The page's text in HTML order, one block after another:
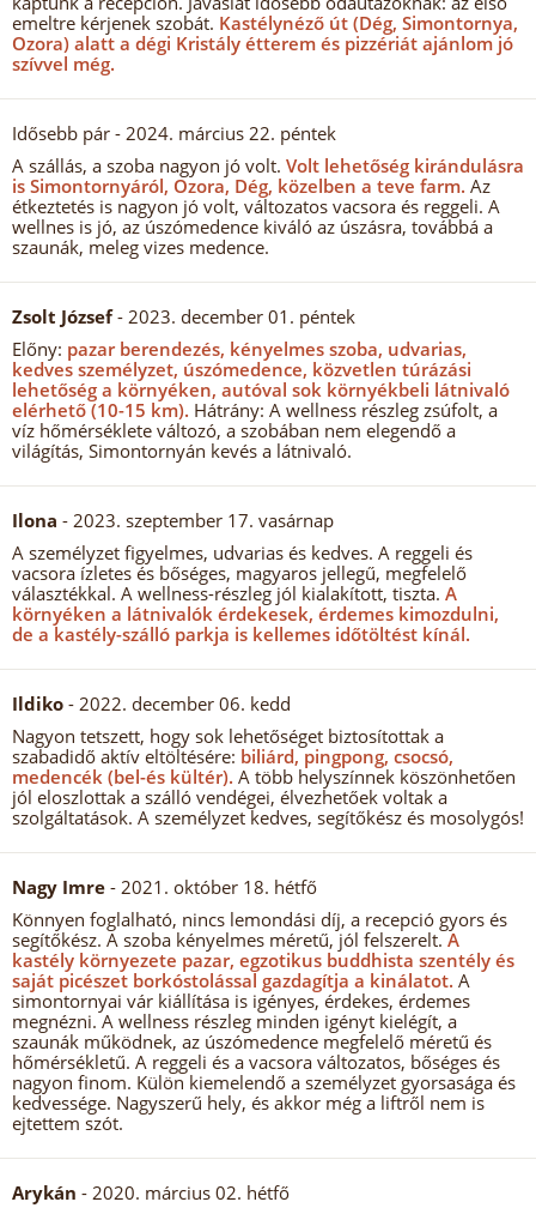
emeltre kérjenek szobát. Kastélynéző út (Dég, Simontornya,
Ozora) alatt a dégi Kristály étterem és pizzériát ajánlom jó
szívvel még.
Idősebb pár - 2024. március 22. péntek
A szállás, a szoba nagyon jó volt. Volt lehetőség kirándulásra
is Simontornyáról, Ozora, Dég, közelben a teve farm. Az
étkeztetés is nagyon jó volt, változatos vacsora és reggeli. A
wellnes is jó, az úszómedence kiváló az úszásra, továbbá a
szaunák, meleg vizes medence.
Zsolt József- 2023. december 01. péntek
Előny: pazar berendezés, kényelmes szoba, udvarias,
kedves személyzet, úszómedence, közvetlen túrázási
lehetőség a környéken, autóval sok környékbeli látnivaló
elérhető (10-15 km). Hátrány: A wellness részleg zsúfolt, a
víz hőmérséklete változó, a szobában nem elegendő a
világítás, Simontornyán kevés a látnivaló.
Ilona - 2023. szeptember 17. vasárnap
A személyzet figyelmes, udvarias és kedves. A reggeli és
vacsora ízletes és bőséges, magyaros jellegű, megfelelő
választékkal. A wellness-részleg jól kialakított, tiszta. A
környéken a látnivalók érdekesek, érdemes kimozdulni,
de a kastély-szálló parkja is kellemes időtöltést kínál.
Ildiko - 2022. december 06. kedd
Nagyon tetszett, hogy sok lehetőséget biztosítottak a
szabadidő aktív eltöltésére: biliárd, pingpong, csocsó,
medencék (bel-és kültér). A több helyszínnek köszönhetően
jól eloszlottak a szálló vendégei, élvezhetőek voltak a
szolgáltatások. A személyzet kedves, segítőkész és mosolygós!
Nagy Imre - 2021. október 18. hétfő
Könnyen foglalható, nincs lemondási díj, a recepció gyors és
segítőkész. A szoba kényelmes méretű, jól felszerelt. A
kastély környezete pazar, egzotikus buddhista szentély és
saját picészet borkóstolással gazdagítja a kinálatot. A
simontornyai vár kiállítása is igényes, érdekes, érdemes
megnézni. A wellness részleg minden igényt kielégít, a
szaunák működnek, az úszómedence megfelelő méretű és
hőmérsékletű. A reggeli és a vacsora változatos, bőséges és
nagyon finom. Külön kiemelendő a személyzet gyorsasága és
kedvessége. Nagyszerű hely, és akkor még a liftről nem is
ejtettem szót.
Arykán - 2020. március 02. hétfő